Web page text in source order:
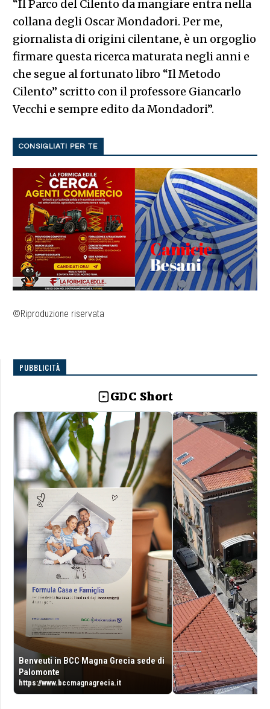
“Il Parco del Cilento da mangiare entra nella
collana degli Oscar Mondadori. Per me,
giornalista di origini cilentane, è un orgoglio
firmare questa ricerca maturata negli anni e
che segue al fortunato libro “Il Metodo
Cilento” scritto con il professore Giancarlo
Vecchi e sempre edito da Mondadori”.
CONSIGLIATI PER TE
©Riproduzione riservata
PUBBLICITÀ
GDC Short
Benveuti in BCC Magna Grecia sede di
Palomonte
https://www.bccmagnagrecia.it